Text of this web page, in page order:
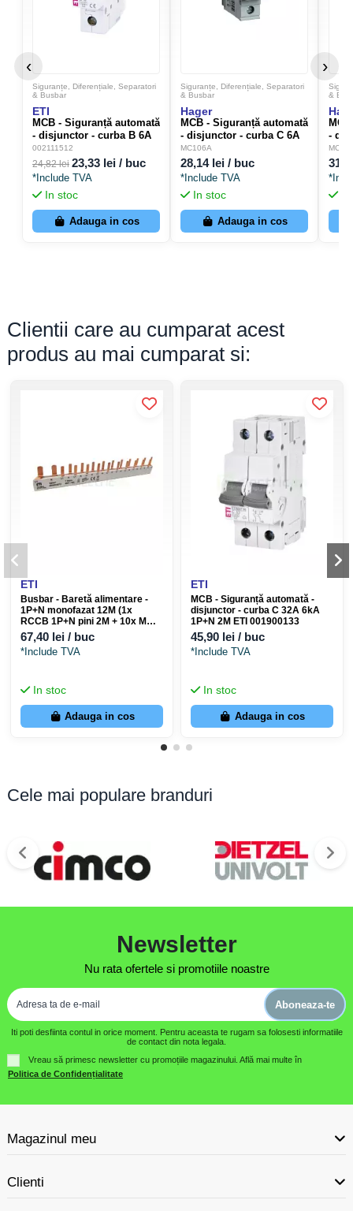
‹
Siguranțe, Diferențiale, Separatori
& Busbar
ETI
MCB - Siguranță automată
- disjunctor - curba B 6A
6kA 1P 1M ETIMAT 6 ETI
002111512
002111512
24,82 lei 23,33 lei / buc
*Include TVA
In stoc
Adauga in cos
Siguranțe, Diferențiale, Separatori
& Busbar
Hager
MCB - Siguranță automată
- disjunctor - curba C 6A
6kA 1P 1M Hager MC106A
MC106A
28,14 lei / buc
*Include TVA
In stoc
Adauga in cos
&
-
6kA
In
›
Clientii care au cumparat acest
produs au mai cumparat si:
ETI
Busbar - Baretă alimentare -
1P+N monofazat 12M (1x
RCCB 1P+N pini 2M + 10x MCB
1P+N pini 1M) 10mm² 63A - ETI
002921155
67,40 lei / buc
*Include TVA
In stoc
Adauga in cos
ETI
MCB - Siguranță automată -
disjunctor - curba C 32A 6kA
1P+N 2M ETI 001900133
45,90 lei / buc
*Include TVA
In stoc
Adauga in cos
Cele mai populare branduri
Newsletter
Nu rata ofertele si promotiile noastre
Aboneaza-te
Iti poti desfiinta contul in orice moment. Pentru aceasta te rugam sa folosesti informatiile
de contact din nota legala.
Vreau să primesc newsletter cu promoțiile magazinului. Află mai multe în
Politica de Confidențialitate
Magazinul meu
Clienti